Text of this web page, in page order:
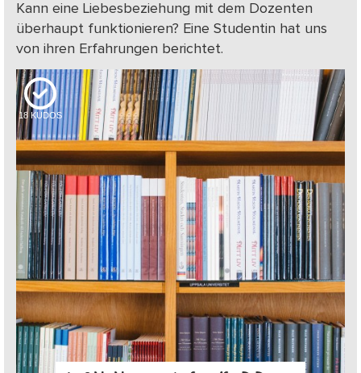
Kann eine Liebesbeziehung mit dem Dozenten
überhaupt funktionieren? Eine Studentin hat uns
von ihren Erfahrungen berichtet.
18 KUDOS